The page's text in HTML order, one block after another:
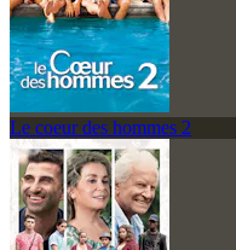
Le coeur des hommes 2